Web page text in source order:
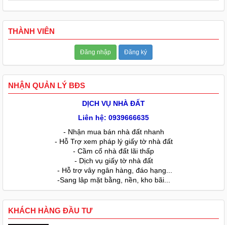
THÀNH VIÊN
Đăng nhập Đăng ký
NHẬN QUẢN LÝ BĐS
DỊCH VỤ NHÀ ĐẤT
Liên hệ: 0939666635
- Nhận mua bán nhà đất nhanh
- Hỗ Trợ xem pháp lý giấy tờ nhà đất
- Cầm cố nhà đất lãi thấp
- Dịch vụ giấy tờ nhà đất
- Hỗ trợ vây ngân hàng, đáo hạng...
-Sang lâp mặt bằng, nền, kho bãi...
KHÁCH HÀNG ĐẦU TƯ